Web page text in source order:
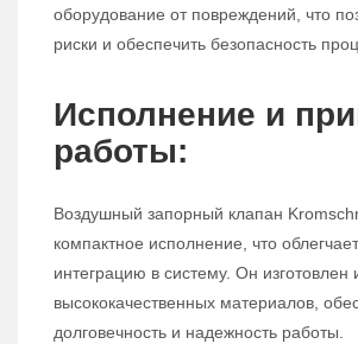
оборудование от повреждений, что
риски и обеспечить безопасность
Исполнение и
работы:
Воздушный запорный клапан
компактное исполнение, что
интеграцию в систему. Он изготовлен
высококачественных материалов,
долговечность и надежность работы.